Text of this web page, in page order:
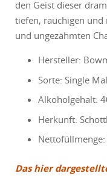
den Geist dieser
tiefen, rauchigen
und ungezähmten
Hersteller:
Sorte: Single
Alkoholgehalt:
Herkunft:
Das hier